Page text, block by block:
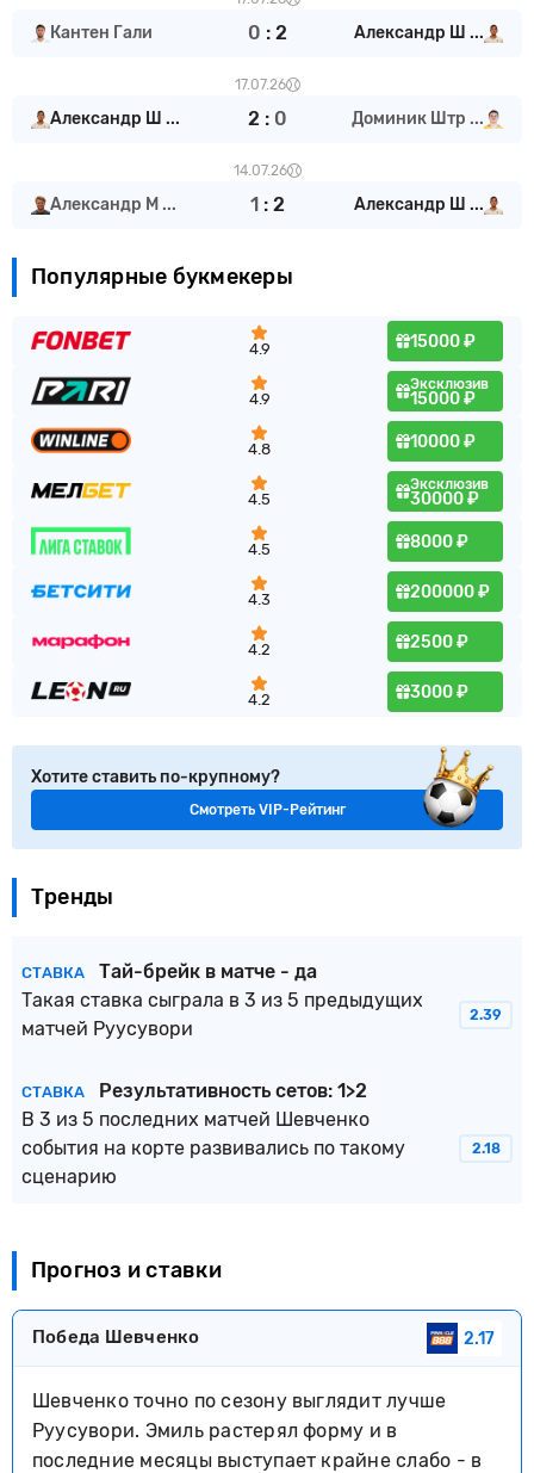
Кантен Гали 0 : 2 Александр Ш ...
17.07.26
Александр Ш ... 2 : 0 Доминик Штр ...
14.07.26
Александр М ... 1: 2 Александр Ш ...
Популярные букмекеры
4.9 15000 ₽
4.9
Эксклюзив
15000 ₽
4.8 10000 ₽
4.5
Эксклюзив
30000 ₽
4.5 8000 ₽
4.3 200000 ₽
4.2 2500 ₽
4.2 3000 ₽
Хотите ставить по-крупному?
Смотреть VIP-Рейтинг
Тренды
СТАВКА
Тай-брейк в матче - да
Такая ставка сыграла в 3 из 5 предыдущих
матчей Руусувори
2.39
СТАВКА
Результативность сетов: 1>2
В 3 из 5 последних матчей Шевченко
события на корте развивались по такому
сценарию
2.18
Прогноз и ставки
Победа Шевченко 2.17
Шевченко точно по сезону выглядит лучше
Руусувори. Эмиль растерял форму и в
последние месяцы выступает крайне слабо - в